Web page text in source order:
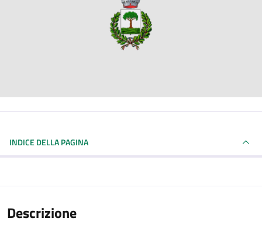
INDICE DELLA PAGINA
Descrizione